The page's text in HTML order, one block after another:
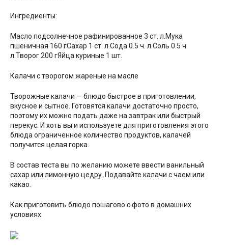
Ингредиенты:
Масло подсолнечное рафинированное 3 ст. л.Мука
пшеничная 160 гСахар 1 ст. л.Сода 0.5 ч. л.Соль 0.5 ч.
л.Творог 200 гЯйца куриные 1 шт.
Калачи с творогом жареные на масле
Творожные калачи — блюдо быстрое в приготовлении,
вкусное и сытное. Готовятся калачи достаточно просто,
поэтому их можно подать даже на завтрак или быстрый
перекус. И хоть вы и используете для приготовления этого
блюда ограниченное количество продуктов, калачей
получится целая горка.
В состав теста вы по желанию можете ввести ванильный
сахар или лимонную цедру. Подавайте калачи с чаем или
какао.
Как приготовить блюдо пошагово с фото в домашних
условиях